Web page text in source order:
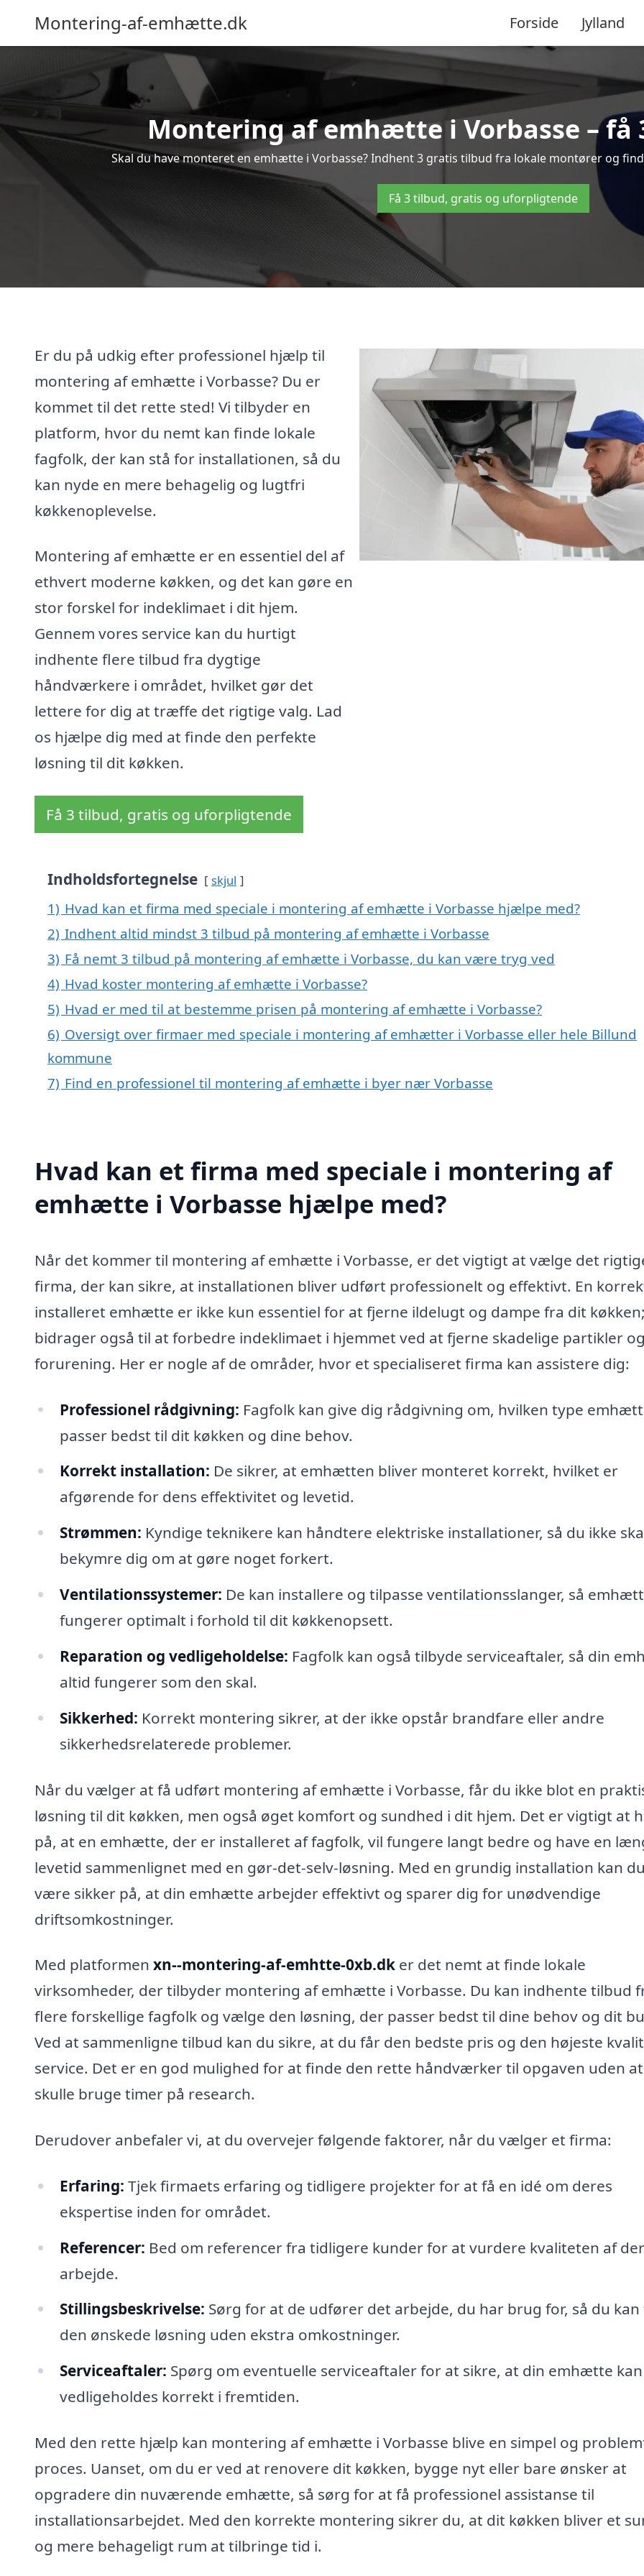
Montering-af-emhætte.dk Forside Jylland
Montering af emhætte i Vorbasse –
Skal du have monteret en emhætte i Vorbasse? Indhent 3 gratis tilbud fra lokale montører og
Få 3 tilbud, gratis og uforpligtende
Er du på udkig efter professionel hjælp til
montering af emhætte i Vorbasse? Du er
kommet til det rette sted! Vi tilbyder en
platform, hvor du nemt kan finde lokale
fagfolk, der kan stå for installationen, så du
kan nyde en mere behagelig og lugtfri
køkkenoplevelse.
Montering af emhætte er en essentiel del af
ethvert moderne køkken, og det kan gøre en
stor forskel for indeklimaet i dit hjem.
Gennem vores service kan du hurtigt
indhente flere tilbud fra dygtige
håndværkere i området, hvilket gør det
lettere for dig at træffe det rigtige valg. Lad
os hjælpe dig med at finde den perfekte
løsning til dit køkken.
Få 3 tilbud, gratis og uforpligtende
Indholdsfortegnelse skjul
1) Hvad kan et firma med speciale i montering af emhætte i Vorbasse hjælpe med?
2) Indhent altid mindst 3 tilbud på montering af emhætte i Vorbasse
3) Få nemt 3 tilbud på montering af emhætte i Vorbasse, du kan være tryg ved
4) Hvad koster montering af emhætte i Vorbasse?
5) Hvad er med til at bestemme prisen på montering af emhætte i Vorbasse?
6) Oversigt over firmaer med speciale i montering af emhætter i Vorbasse eller hele Billund
kommune
7) Find en professionel til montering af emhætte i byer nær Vorbasse
Hvad kan et firma med speciale i montering af
emhætte i Vorbasse hjælpe med?
Når det kommer til montering af emhætte i Vorbasse, er det vigtigt at vælge det
firma, der kan sikre, at installationen bliver udført professionelt og effektivt. En
installeret emhætte er ikke kun essentiel for at fjerne ildelugt og dampe fra dit
bidrager også til at forbedre indeklimaet i hjemmet ved at fjerne skadelige partikler
forurening. Her er nogle af de områder, hvor et specialiseret firma kan assistere dig:
Professionel rådgivning: Fagfolk kan give dig rådgivning om, hvilken type
passer bedst til dit køkken og dine behov.
Korrekt installation: De sikrer, at emhætten bliver monteret korrekt, hvilket er
afgørende for dens effektivitet og levetid.
Strømmen: Kyndige teknikere kan håndtere elektriske installationer, så du ikke
bekymre dig om at gøre noget forkert.
Ventilationssystemer: De kan installere og tilpasse ventilationsslanger, så
fungerer optimalt i forhold til dit køkkenopsett.
Reparation og vedligeholdelse: Fagfolk kan også tilbyde serviceaftaler, så din
altid fungerer som den skal.
Sikkerhed: Korrekt montering sikrer, at der ikke opstår brandfare eller andre
sikkerhedsrelaterede problemer.
Når du vælger at få udført montering af emhætte i Vorbasse, får du ikke blot en
løsning til dit køkken, men også øget komfort og sundhed i dit hjem. Det er vigtigt at
på, at en emhætte, der er installeret af fagfolk, vil fungere langt bedre og have en
levetid sammenlignet med en gør-det-selv-løsning. Med en grundig installation kan
være sikker på, at din emhætte arbejder effektivt og sparer dig for unødvendige
driftsomkostninger.
Med platformen xn--montering-af-emhtte-0xb.dk er det nemt at finde lokale
virksomheder, der tilbyder montering af emhætte i Vorbasse. Du kan indhente tilbud
flere forskellige fagfolk og vælge den løsning, der passer bedst til dine behov og dit
Ved at sammenligne tilbud kan du sikre, at du får den bedste pris og den højeste
service. Det er en god mulighed for at finde den rette håndværker til opgaven uden at
skulle bruge timer på research.
Derudover anbefaler vi, at du overvejer følgende faktorer, når du vælger et firma:
Erfaring: Tjek firmaets erfaring og tidligere projekter for at få en idé om deres
ekspertise inden for området.
Referencer: Bed om referencer fra tidligere kunder for at vurdere kvaliteten af
arbejde.
Stillingsbeskrivelse: Sørg for at de udfører det arbejde, du har brug for, så du kan
den ønskede løsning uden ekstra omkostninger.
Serviceaftaler: Spørg om eventuelle serviceaftaler for at sikre, at din emhætte kan
vedligeholdes korrekt i fremtiden.
Med den rette hjælp kan montering af emhætte i Vorbasse blive en simpel og
proces. Uanset, om du er ved at renovere dit køkken, bygge nyt eller bare ønsker at
opgradere din nuværende emhætte, så sørg for at få professionel assistanse til
installationsarbejdet. Med den korrekte montering sikrer du, at dit køkken bliver et
og mere behageligt rum at tilbringe tid i.